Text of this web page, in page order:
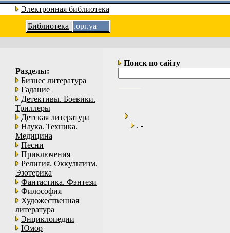
Электронная библиотека
Библиотека
.орг.уа
Разделы:
Бизнес литература
Гадание
Детективы. Боевики.
Триллеры
Детская литература
Наука. Техника.
Медицина
Песни
Приключения
Религия. Оккультизм.
Эзотерика
Фантастика. Фэнтези
Философия
Художественная
литература
Энциклопедии
Юмор
Поиск по сайту
. -